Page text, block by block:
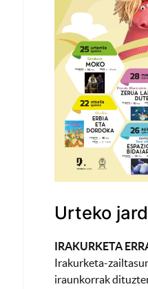
Urteko
IRAKURKETA
Irakurketa-
iraunkorrak